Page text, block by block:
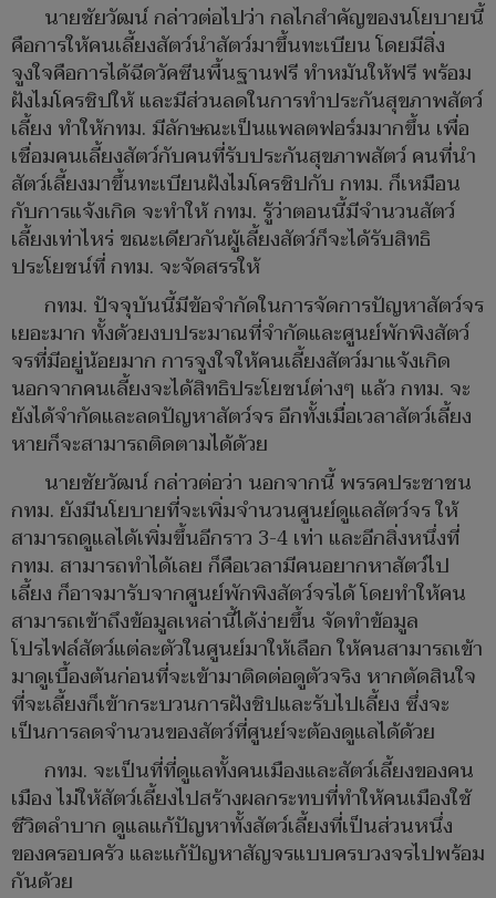
นายชัยวัฒน์ กล่าวต่อไปว่า กลไกสำคัญของนโยบายนี้
คือการให้คนเลี้ยงสัตว์นำสัตว์มาขึ้นทะเบียน โดยมีสิ่ง
จูงใจคือการได้ฉีดวัคซีนพื้นฐานฟรี ทำหมันให้ฟรี พร้อม
ฝังไมโครชิปให้ และมีส่วนลดในการทำประกันสุขภาพสัตว์
เลี้ยง ทำให้กทม. มีลักษณะเป็นแพลตฟอร์มมากขึ้น เพื่อ
เชื่อมคนเลี้ยงสัตว์กับคนที่รับประกันสุขภาพสัตว์ คนที่นำ
สัตว์เลี้ยงมาขึ้นทะเบียนฝังไมโครชิปกับ กทม. ก็เหมือน
กับการแจ้งเกิด จะทำให้ กทม. รู้ว่าตอนนี้มีจำนวนสัตว์
เลี้ยงเท่าไหร่ ขณะเดียวกันผู้เลี้ยงสัตว์ก็จะได้รับสิทธิ
ประโยชน์ที่ กทม. จะจัดสรรให้
กทม. ปัจจุบันนี้มีข้อจำกัดในการจัดการปัญหาสัตว์จร
เยอะมาก ทั้งด้วยงบประมาณที่จำกัดและศูนย์พักพิงสัตว์
จรที่มีอยู่น้อยมาก การจูงใจให้คนเลี้ยงสัตว์มาแจ้งเกิด
นอกจากคนเลี้ยงจะได้สิทธิประโยชน์ต่างๆ แล้ว กทม. จะ
ยังได้จำกัดและลดปัญหาสัตว์จร อีกทั้งเมื่อเวลาสัตว์เลี้ยง
หายก็จะสามารถติดตามได้ด้วย
นายชัยวัฒน์ กล่าวต่อว่า นอกจากนี้ พรรคประชาชน
กทม. ยังมีนโยบายที่จะเพิ่มจำนวนศูนย์ดูแลสัตว์จร ให้
สามารถดูแลได้เพิ่มขึ้นอีกราว 3-4 เท่า และอีกสิ่งหนึ่งที่
กทม. สามารถทำได้เลย ก็คือเวลามีคนอยากหาสัตว์ไป
เลี้ยง ก็อาจมารับจากศูนย์พักพิงสัตว์จรได้ โดยทำให้คน
สามารถเข้าถึงข้อมูลเหล่านี้ได้ง่ายขึ้น จัดทำข้อมูล
โปรไฟล์สัตว์แต่ละตัวในศูนย์มาให้เลือก ให้คนสามารถเข้า
มาดูเบื้องต้นก่อนที่จะเข้ามาติดต่อดูตัวจริง หากตัดสินใจ
ที่จะเลี้ยงก็เข้ากระบวนการฝังชิปและรับไปเลี้ยง ซึ่งจะ
เป็นการลดจำนวนของสัตว์ที่ศูนย์จะต้องดูแลได้ด้วย
กทม. จะเป็นที่ที่ดูแลทั้งคนเมืองและสัตว์เลี้ยงของคน
เมือง ไม่ให้สัตว์เลี้ยงไปสร้างผลกระทบที่ทำให้คนเมืองใช้
ชีวิตลำบาก ดูแลแก้ปัญหาทั้งสัตว์เลี้ยงที่เป็นส่วนหนึ่ง
ของครอบครัว และแก้ปัญหาสัญจรแบบครบวงจรไปพร้อม
กันด้วย